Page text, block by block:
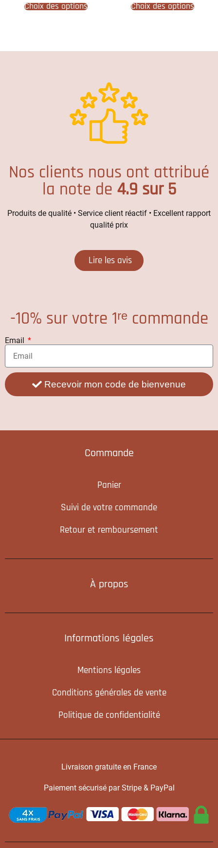
Choix des options Choix des options
Nos clients nous ont attribué
la note de 4.9 sur 5
Produits de qualité • Service client réactif • Excellent rapport
qualité prix
Lire les avis
-10% sur votre 1ʳᵉ commande
Email
Recevoir mon code de bienvenue
Commande
Panier
Suivi de votre commande
Retour et remboursement
À propos
Informations légales
Mentions légales
Conditions générales de vente
Politique de confidentialité
Livraison gratuite en France
Paiement sécurisé par Stripe & PayPal